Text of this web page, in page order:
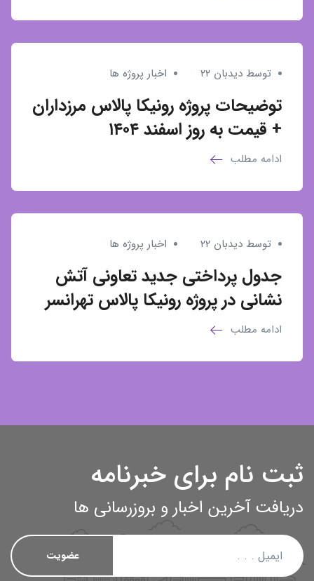
توسط دیدبان ۲۲ اخبار پروژه ها
توضیحات پروژه رونیکا پالاس مرزداران
+ قیمت به روز اسفند ۱۴۰۴
ادامه مطلب
توسط دیدبان ۲۲ اخبار پروژه ها
جدول پرداختی جدید تعاونی آتش
نشانی در پروژه رونیکا پالاس تهرانسر
ادامه مطلب
ثبت نام برای خبرنامه
دریافت آخرین اخبار و بروزرسانی ها